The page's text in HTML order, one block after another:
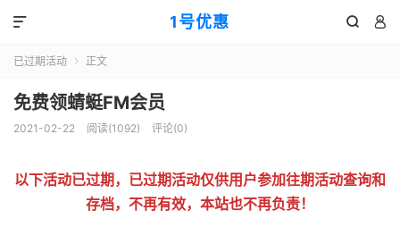
1号优惠  

已过期活动  正文
免费领蜻蜓FM会员
2021-02-22 阅读(1092) 评论(0)
以下活动已过期，已过期活动仅供用户参加往期活动查询和
存档，不再有效，本站也不再负责！